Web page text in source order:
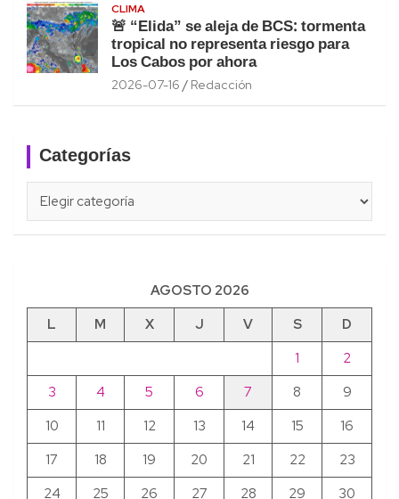
CLIMA
🚨 “Elida” se aleja de BCS: tormenta
tropical no representa riesgo para
Los Cabos por ahora
2026-07-16 Redacción
Categorías
AGOSTO 2026
L
M X J V S
D
1
2
3
4 5 6 7 8
9
10
11 12 13 14 15
16
17
18 19 20 21 22
23
24
25 26 27 28 29 30